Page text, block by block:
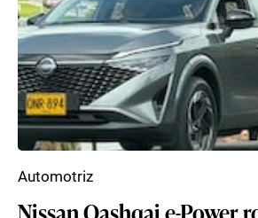
Automotriz